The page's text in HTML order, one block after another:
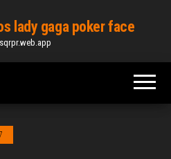
lady gaga poker face